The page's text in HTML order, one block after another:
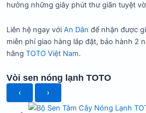
hưởng những giây phút thư giãn tuyệt
Liên hệ ngay vớiAn Dân để nhận được
miễn phí giao hàng lắp đặt, bảo hành 2
hãngTOTO Việt Nam.
Vòi sen nóng lạnh TOTO
‹ ›